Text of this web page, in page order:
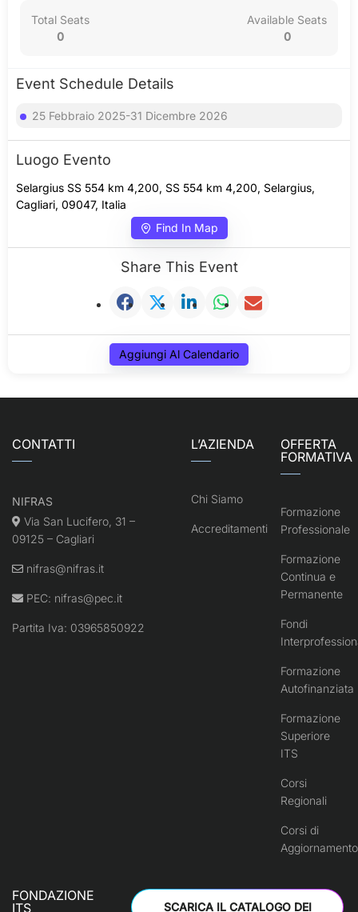
Total Seats
0
Available Seats
0
Event Schedule Details
25 Febbraio 2025-31 Dicembre 2026
Luogo Evento
Selargius SS 554 km 4,200, SS 554 km 4,200, Selargius,
Cagliari, 09047, Italia
Find In Map
Share This Event
Aggiungi Al Calendario
CONTATTI
NIFRAS
Via San Lucifero, 31 –
09125 – Cagliari
nifras@nifras.it
PEC: nifras@pec.it
Partita Iva: 03965850922
L’AZIENDA
Chi Siamo
Accreditamenti
OFFERTA
FORMATIVA
Formazione
Professionale
Formazione
Continua e
Permanente
Fondi
Formazione
Autofinanziata
Formazione
Superiore
ITS
Corsi
Regionali
Corsi di
Aggiornamento
FONDAZIONE
ITS
SCARICA IL CATALOGO DEI